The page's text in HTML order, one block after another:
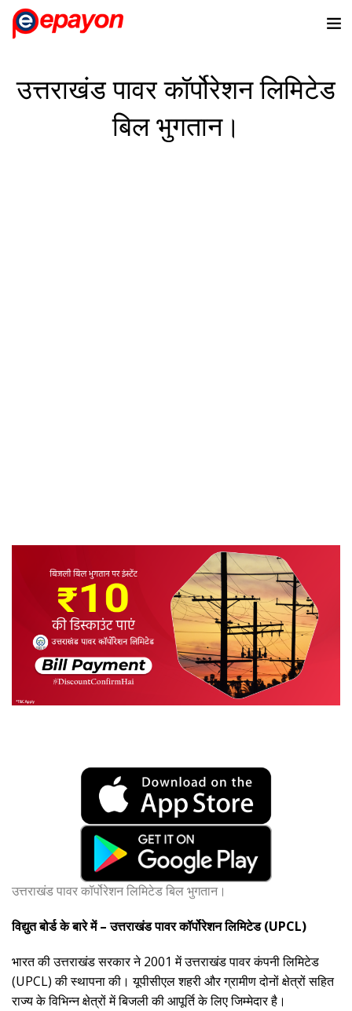
उत्तराखंड पावर कॉर्पोरेशन लिमिटेड
बिल भुगतान।
उत्तराखंड पावर कॉर्पोरेशन लिमिटेड बिल भुगतान।
विद्युत बोर्ड के बारे में – उत्तराखंड पावर कॉर्पोरेशन लिमिटेड (UPCL)
भारत की उत्तराखंड सरकार ने 2001 में उत्तराखंड पावर कंपनी लिमिटेड
(UPCL) की स्थापना की। यूपीसीएल शहरी और ग्रामीण दोनों क्षेत्रों सहित
राज्य के विभिन्न क्षेत्रों में बिजली की आपूर्ति के लिए जिम्मेदार है।